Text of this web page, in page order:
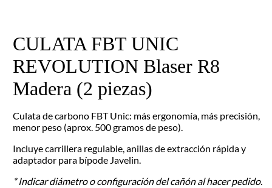
CULATA FBT UNIC
REVOLUTION Blaser R8
Madera (2 piezas)
Culata de carbono FBT Unic: más ergonomía, más precisión,
menor peso (aprox. 500 gramos de peso).
Incluye carrillera regulable, anillas de extracción rápida y
adaptador para bípode Javelin.
*Indicar diámetro o configuración del cañón al hacer pedido.